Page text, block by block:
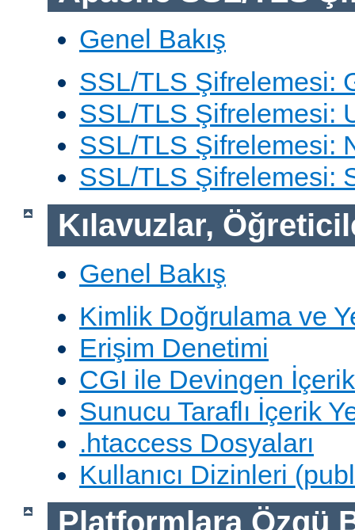
Genel Bakış
SSL/TLS Şifrelemesi:
SSL/TLS Şifrelemesi:
SSL/TLS Şifrelemesi:
SSL/TLS Şifrelemesi:
Kılavuzlar,
Genel Bakış
Kimlik Doğrulama ve
Erişim Denetimi
CGI ile Devingen İçerik
Sunucu Taraflı İçerik
.htaccess Dosyaları
Kullanıcı Dizinleri
Platformlara Özgü